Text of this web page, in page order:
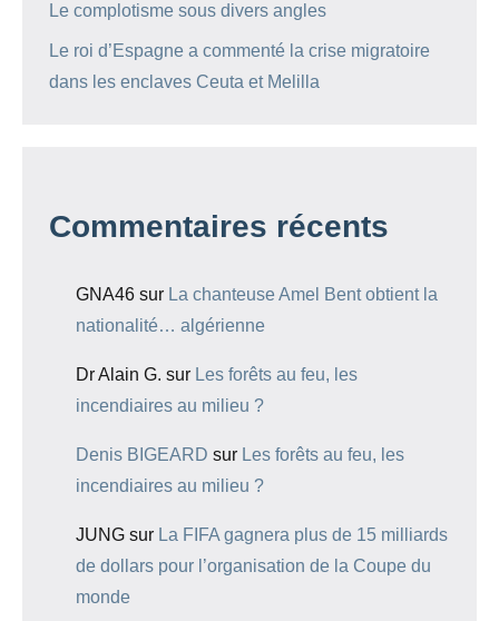
Le complotisme sous divers angles
Le roi d’Espagne a commenté la crise migratoire
dans les enclaves Ceuta et Melilla
Commentaires récents
GNA46 sur La chanteuse Amel Bent obtient la
nationalité… algérienne
Dr Alain G. sur Les forêts au feu, les
incendiaires au milieu ?
Denis BIGEARD sur Les forêts au feu, les
incendiaires au milieu ?
JUNG sur La FIFA gagnera plus de 15 milliards
de dollars pour l’organisation de la Coupe du
monde